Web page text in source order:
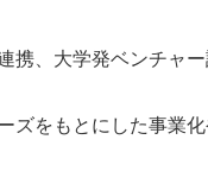
携、大学発ベンチャ
ズをもとにした事業